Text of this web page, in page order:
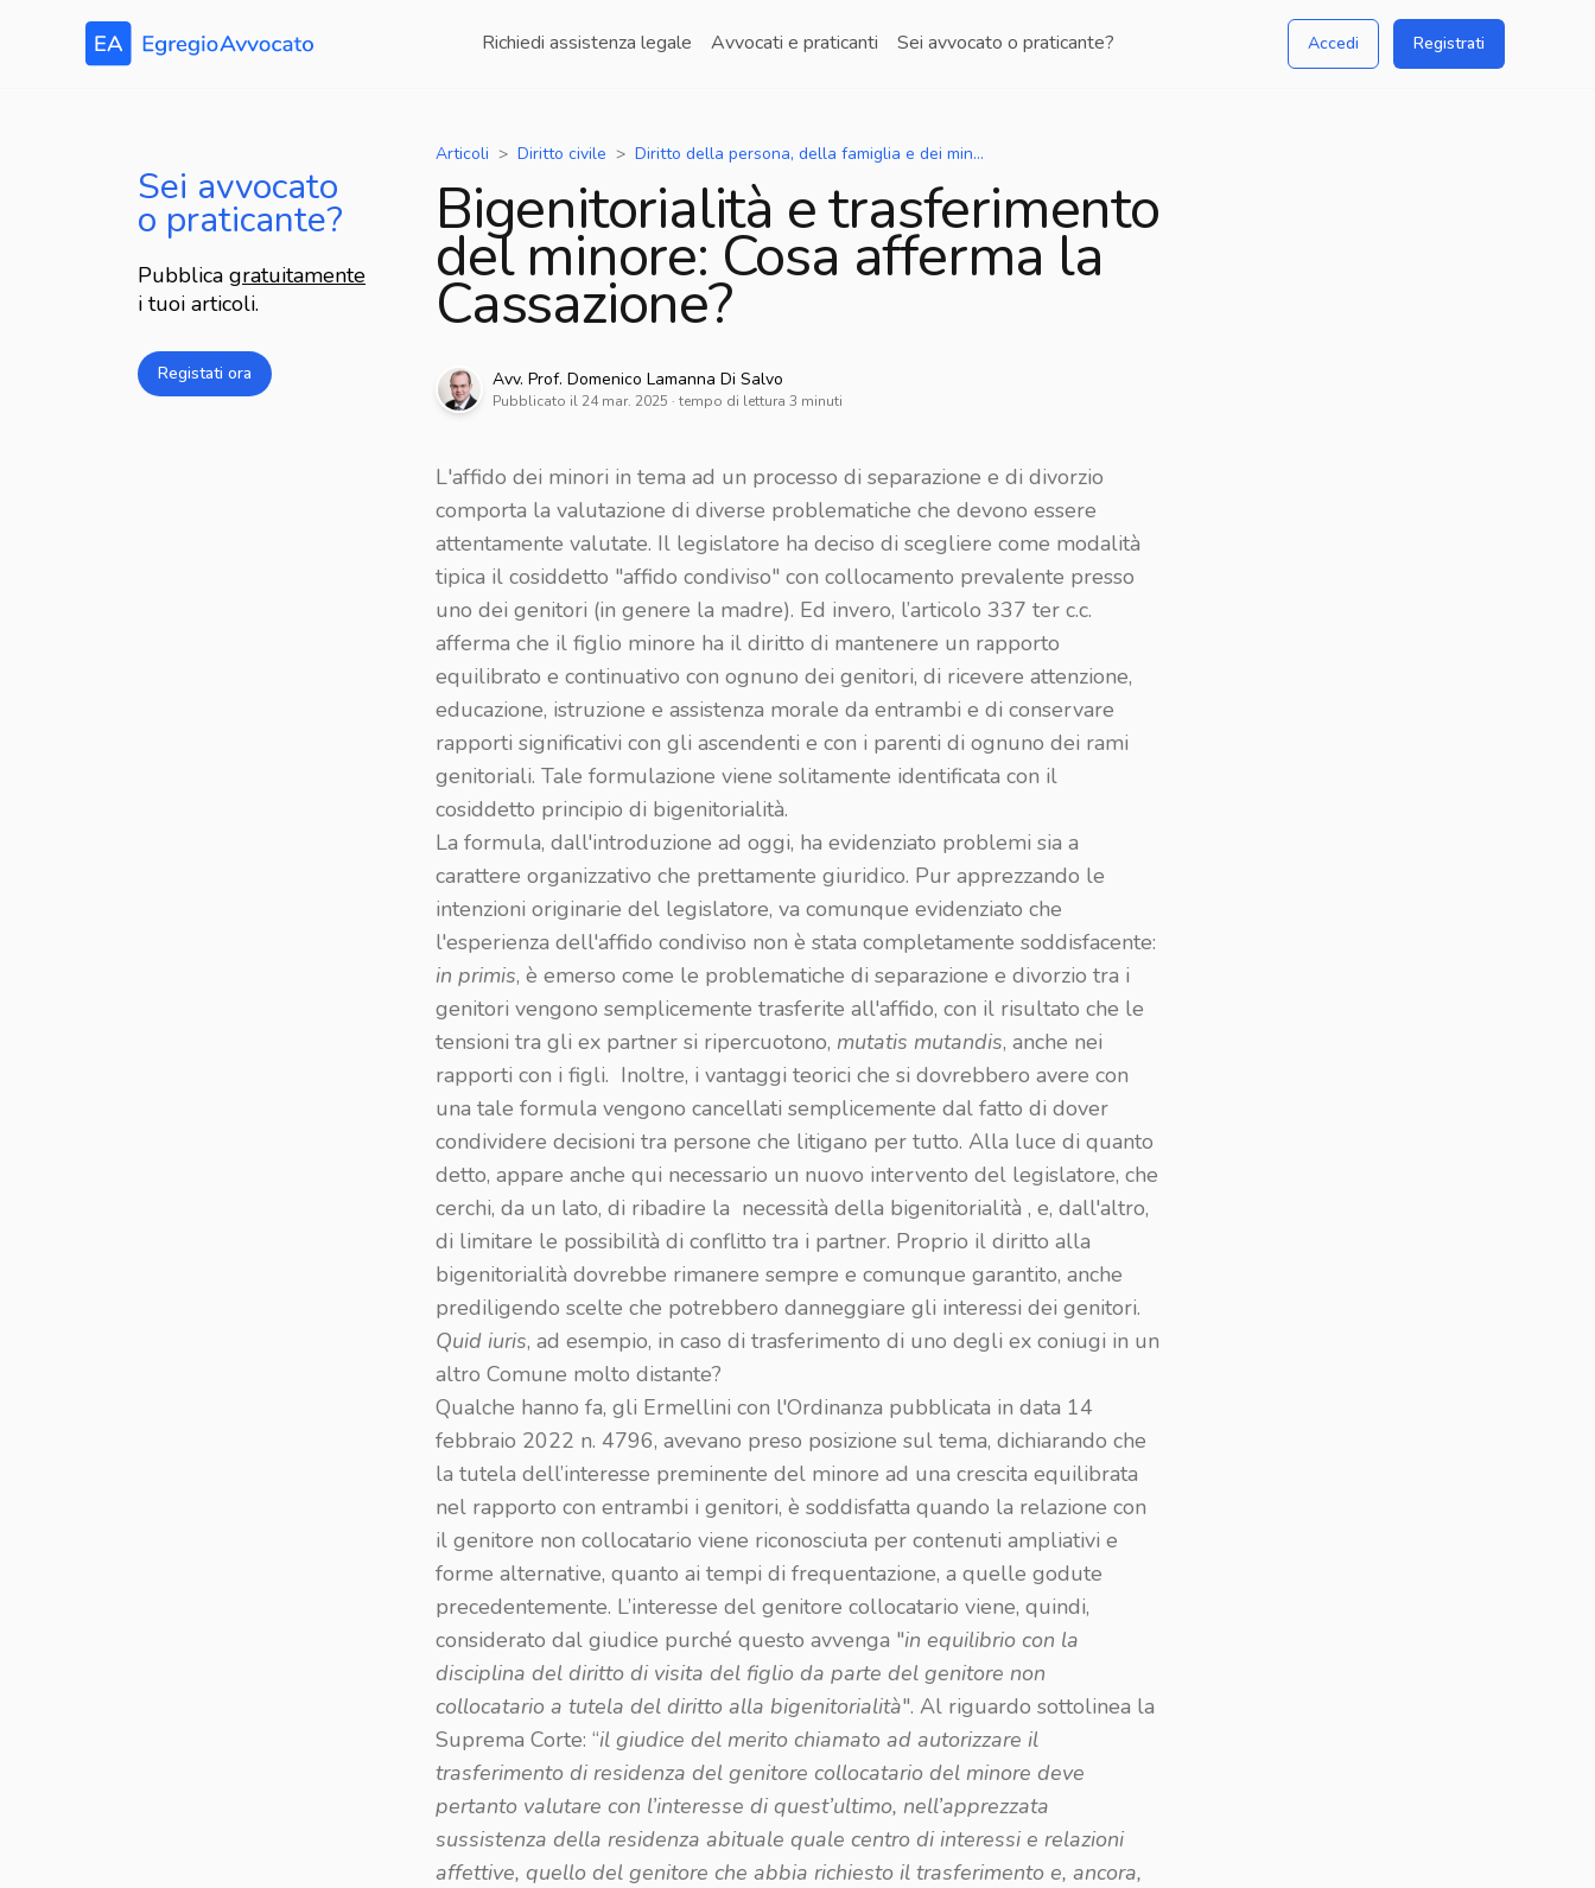
Richiedi assistenza legale Avvocati e praticanti Sei avvocato o praticante? Accedi Registrati
Sei avvocato
o praticante?
Pubblica gratuitamente
i tuoi articoli.
Registati ora
Articoli Diritto civile Diritto della persona, della famiglia e dei minori - separazioni, divorzi, unioni civili, adozioni
Bigenitorialità e trasferimento
del minore: Cosa afferma la
Cassazione?
Avv. Prof. Domenico Lamanna Di Salvo
Pubblicato il 24 mar. 2025 · tempo di lettura 3 minuti
L'affido dei minori in tema ad un processo di separazione e di divorzio
comporta la valutazione di diverse problematiche che devono essere
attentamente valutate. Il legislatore ha deciso di scegliere come modalità
tipica il cosiddetto "affido condiviso" con collocamento prevalente presso
uno dei genitori (in genere la madre). Ed invero, l’articolo 337 ter c.c.
afferma che il figlio minore ha il diritto di mantenere un rapporto
equilibrato e continuativo con ognuno dei genitori, di ricevere attenzione,
educazione, istruzione e assistenza morale da entrambi e di conservare
rapporti significativi con gli ascendenti e con i parenti di ognuno dei rami
genitoriali. Tale formulazione viene solitamente identificata con il
cosiddetto principio di bigenitorialità.
La formula, dall'introduzione ad oggi, ha evidenziato problemi sia a
carattere organizzativo che prettamente giuridico. Pur apprezzando le
intenzioni originarie del legislatore, va comunque evidenziato che
l'esperienza dell'affido condiviso non è stata completamente soddisfacente:
in primis, è emerso come le problematiche di separazione e divorzio tra i
genitori vengono semplicemente trasferite all'affido, con il risultato che le
tensioni tra gli ex partner si ripercuotono, mutatis mutandis, anche nei
rapporti con i figli. Inoltre, i vantaggi teorici che si dovrebbero avere con
una tale formula vengono cancellati semplicemente dal fatto di dover
condividere decisioni tra persone che litigano per tutto. Alla luce di quanto
detto, appare anche qui necessario un nuovo intervento del legislatore, che
cerchi, da un lato, di ribadire la necessità della bigenitorialità , e, dall'altro,
di limitare le possibilità di conflitto tra i partner. Proprio il diritto alla
bigenitorialità dovrebbe rimanere sempre e comunque garantito, anche
prediligendo scelte che potrebbero danneggiare gli interessi dei genitori.
Quid iuris, ad esempio, in caso di trasferimento di uno degli ex coniugi in un
altro Comune molto distante?
Qualche hanno fa, gli Ermellini con l'Ordinanza pubblicata in data 14
febbraio 2022 n. 4796, avevano preso posizione sul tema, dichiarando che
la tutela dell’interesse preminente del minore ad una crescita equilibrata
nel rapporto con entrambi i genitori, è soddisfatta quando la relazione con
il genitore non collocatario viene riconosciuta per contenuti ampliativi e
forme alternative, quanto ai tempi di frequentazione, a quelle godute
precedentemente. L’interesse del genitore collocatario viene, quindi,
considerato dal giudice purché questo avvenga "in equilibrio con la
disciplina del diritto di visita del figlio da parte del genitore non
collocatario a tutela del diritto alla bigenitorialità". Al riguardo sottolinea la
Suprema Corte: “il giudice del merito chiamato ad autorizzare il
trasferimento di residenza del genitore collocatario del minore deve
pertanto valutare con l’interesse di quest’ultimo, nell’apprezzata
sussistenza della residenza abituale quale centro di interessi e relazioni
affettive, quello del genitore che abbia richiesto il trasferimento e, ancora,